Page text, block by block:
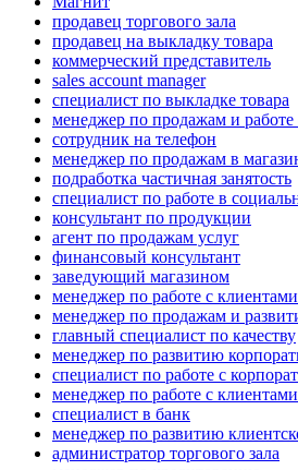
продавец торгового зала
продавец на выкладку товара
коммерческий представитель
sales account manager
специалист по выкладке товара
менеджер по продажам и работе
сотрудник на телефон
менеджер по продажам в
подработка частичная занятость
специалист по работе в
консультант по продукции
агент по продажам услуг
финансовый консультант
заведующий магазином
менеджер по работе с
менеджер по продажам и
главный специалист по качеству
менеджер по развитию
специалист по работе с
менеджер по работе с
специалист в банк
менеджер по развитию
администратор торгового зала